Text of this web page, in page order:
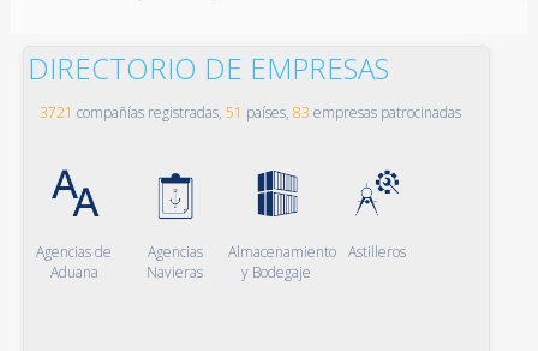
DIRECTORIO DE EMPRESAS
3721 compañías registradas, 51 países, 83 empresas patrocinadas
Agencias de
Aduana
Agencias
Navieras
Almacenamiento
y Bodegaje
Astilleros